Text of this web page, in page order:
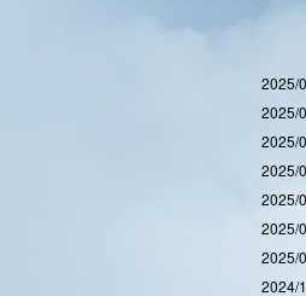
2025/
2025/
2025/
2025/
2025/
2025/
2025/
2024/